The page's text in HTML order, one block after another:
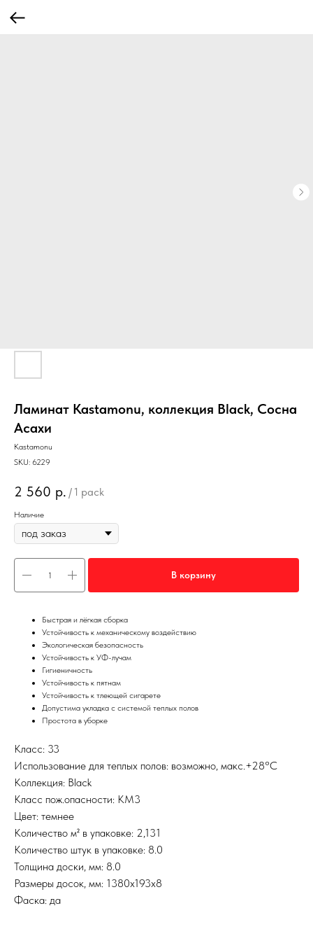
Ламинат Kastamonu, коллекция Black, Сосна
Асахи
Kastamonu
SKU: 6229
2 560 р. / 1 pack
Наличие
В корзину
Быстрая и лёгкая сборка
Устойчивость к механическому воздействию
Экологическая безопасность
Устойчивость к УФ-лучам
Гигиеничность
Устойчивость к пятнам
Устойчивость к тлеющей сигарете
Допустима укладка с системой теплых полов
Простота в уборке
Класс: 33
Использование для теплых полов: возможно, макс.+28°С
Коллекция: Black
Класс пож.опасности: КМ3
Цвет: темнее
Количество м² в упаковке: 2,131
Количество штук в упаковке: 8.0
Толщина доски, мм: 8.0
Размеры досок, мм: 1380х193х8
Фаска: да